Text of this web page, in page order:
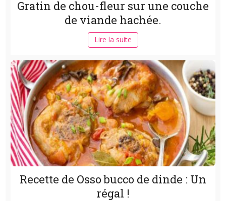
Gratin de chou-fleur sur une couche
de viande hachée.
Lire la suite
Recette de Osso bucco de dinde : Un
régal !